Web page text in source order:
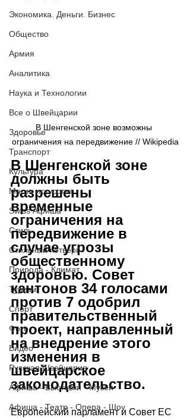
Экономика. Деньги. Бизнес
Общество
Армия
Аналитика
Наука и Технологии
Все о Швейцарии
Здоровье
Транспорт
Культура
Магия искусства
Swiss Афиша
Стиль
Стильный четверг
Природа - Климат
Туризм
Спорт
Фото
Видео
Русская Швейцария
Афиша - Выставки - Музеи
Афиша - Театр - Опера - Шоу
В Шенгенской зоне возможны
ограничения на передвижение // Wikipedia
В Шенгенской зоне
должны быть
разрешены
временные
ограничения на
передвижение в
случае угрозы
общественному
здоровью. Совет
кантонов 34 голосами
против 7 одобрил
правительственный
проект, направленный
на внедрение этого
изменения в
швейцарское
законодательство.
Европейский парламент и Совет ЕС